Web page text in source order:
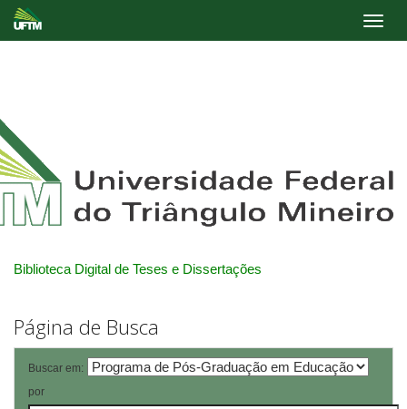
Biblioteca Digital de Teses e Dissertações
Página de Busca
Buscar em:
por